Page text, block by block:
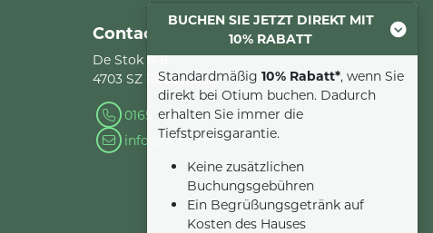
BUCHEN SIE JETZT DIREKT MIT
10% RABATT
Standardmäßig 10% Rabatt*, wenn Sie
direkt bei Otium buchen. Dadurch
erhalten Sie immer die
Tiefstpreisgarantie.
Keine zusätzlichen
Buchungsgebühren
Ein Begrüßungsgetränk auf
Kosten des Hauses
Contact
De Stok 6-8
4703 SZ Roosendaal
0165 - 22 34 90
info@otium.nl